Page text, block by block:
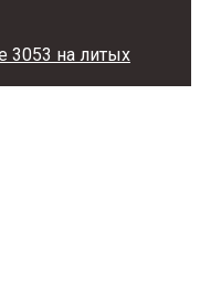
3053 на литых